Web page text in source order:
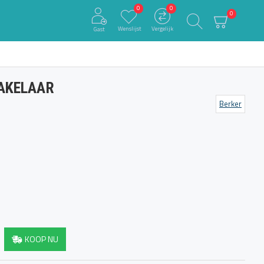
Gast Wenslijst
0
Vergelijk
0
0
Berker
KOOP NU